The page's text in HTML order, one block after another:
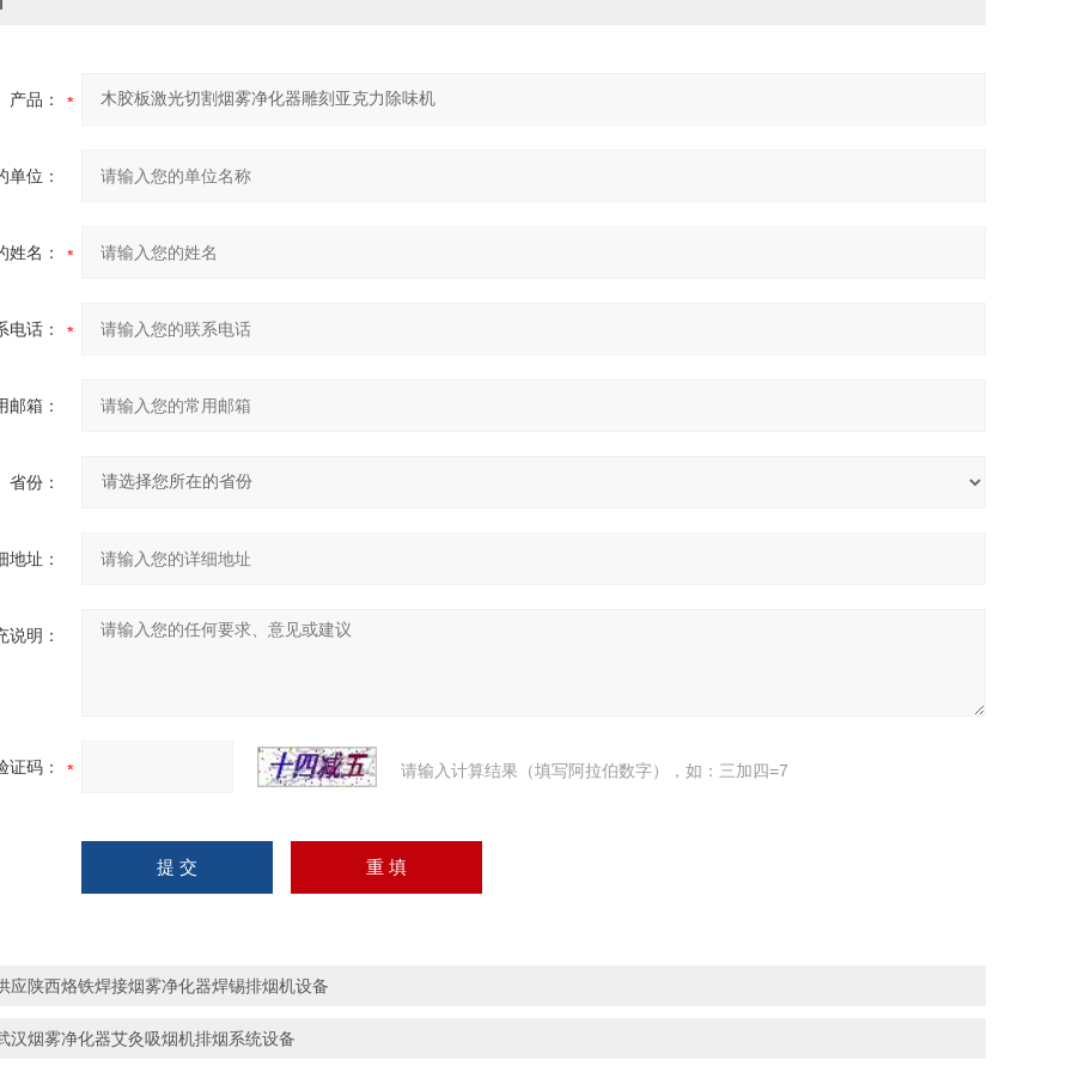
产品：
单位：
姓名：
电话：
邮箱：
省份：
地址：
说明：
证码： 请输入计算结果（填写阿拉伯数字），如：三加四=7
应陕西烙铁焊接烟雾净化器焊锡排烟机设备
汉烟雾净化器艾灸吸烟机排烟系统设备